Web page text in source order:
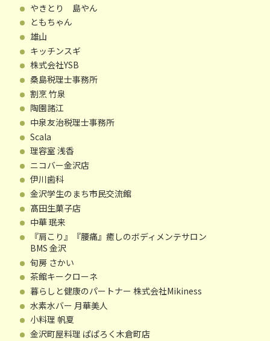
やきとり 島やん
ともちゃん
雄山
キッチンスギ
株式会社YSB
桑島税理士事務所
割烹 竹泉
陶園諸江
中泉友治税理士事務所
Scala
理容室 浅香
ニコバー金沢店
伊川歯科
金沢学生のまち市民交流館
髙田生菓子店
中華 珉来
『肩こり』『腰痛』癒しのボディメンテサロン
BMS 金沢
旬房 さかい
茶館キークローネ
暮らしと健康のパートナー 株式会社Mikiness
水素水バー 月華美人
小料理 帆夏
金沢町屋料理 ぱぱろく木倉町店